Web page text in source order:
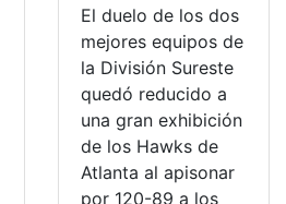
El duelo de los dos
mejores equipos de
la División Sureste
quedó reducido a
una gran exhibición
de los Hawks de
Atlanta al apisonar
por 120-89 a los